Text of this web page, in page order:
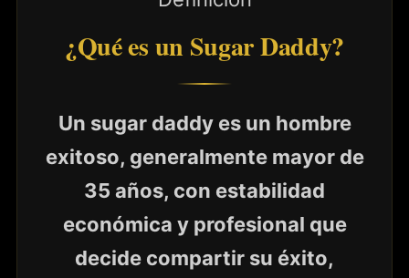
¿Qué es un Sugar Daddy?
Un sugar daddy es un hombre
exitoso, generalmente mayor de
35 años, con estabilidad
económica y profesional que
decide compartir su éxito,